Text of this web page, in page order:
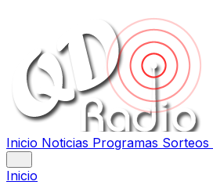
Inicio Noticias Programas Sorteos
Inicio